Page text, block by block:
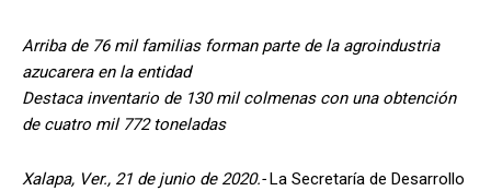
Arriba de 76 mil familias forman parte de la agroindustria
azucarera en la entidad
Destaca inventario de 130 mil colmenas con una obtención
de cuatro mil 772 toneladas
Xalapa, Ver., 21 de junio de 2020.-La Secretaría de Desarrollo